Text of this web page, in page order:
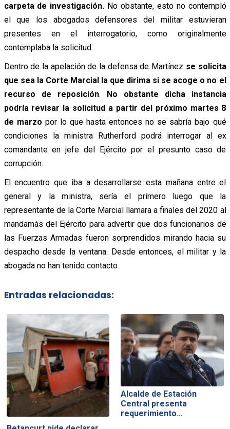
carpeta de investigación. No obstante, esto no contempló
el que los abogados defensores del militar estuvieran
presentes en el interrogatorio, como originalmente
contemplaba la solicitud.
Dentro de la apelación de la defensa de Martínez se solicita
que sea la Corte Marcial la que dirima si se acoge o no el
recurso de reposición. No obstante dicha instancia
podría revisar la solicitud a partir del próximo martes 8
de marzo por lo que hasta entonces no se sabría bajo qué
condiciones la ministra Rutherford podrá interrogar al ex
comandante en jefe del Ejército por el presunto caso de
corrupción.
El encuentro que iba a desarrollarse esta mañana entre el
general y la ministra, sería el primero luego que la
representante de la Corte Marcial llamara a finales del 2020 al
mandamás del Ejército para advertir que dos funcionarios de
las Fuerzas Armadas fueron sorprendidos mirando hacia su
despacho desde la ventana. Desde entonces, el militar y la
abogada no han tenido contacto.
Entradas relacionadas:
Alcalde de Estación
Central presenta
requerimiento…